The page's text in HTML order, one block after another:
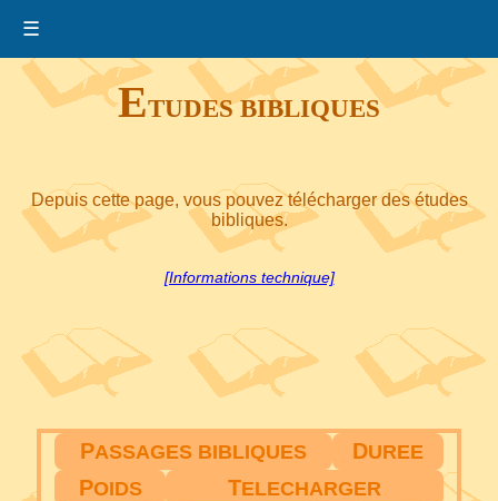
☰
ETUDES BIBLIQUES
Depuis cette page, vous pouvez télécharger des études
bibliques.
[Informations technique]
PASSAGES BIBLIQUES DUREE
POIDS TELECHARGER